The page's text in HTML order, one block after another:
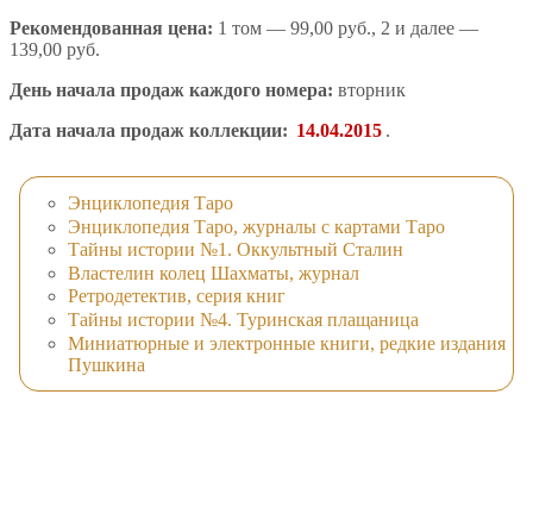
Рекомендованная цена: 1 том — 99,00 руб., 2 и далее —
139,00 руб.
День начала продаж каждого номера: вторник
Дата начала продаж коллекции: 14.04.2015 .
Энциклопедия Таро
Энциклопедия Таро, журналы с картами Таро
Тайны истории №1. Оккультный Сталин
Властелин колец Шахматы, журнал
Ретродетектив, серия книг
Тайны истории №4. Туринская плащаница
Миниатюрные и электронные книги, редкие издания
Пушкина